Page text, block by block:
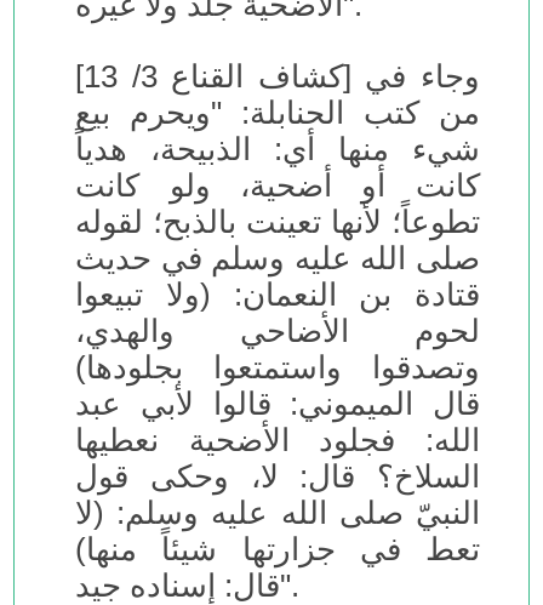
وجاء في [كشاف القناع 3/ 13]
من كتب الحنابلة: "ويحرم بيع
شيء منها أي: الذبيحة، هدياً
كانت أو أضحية، ولو كانت
تطوعاً؛ لأنها تعينت بالذبح؛ لقوله
صلى الله عليه وسلم في حديث
قتادة بن النعمان: (ولا تبيعوا
لحوم الأضاحي والهدي،
وتصدقوا واستمتعوا بجلودها)
قال الميموني: قالوا لأبي عبد
الله: فجلود الأضحية نعطيها
السلاخ؟ قال: لا، وحكى قول
النبيّ صلى الله عليه وسلم: (لا
تعط في جزارتها شيئاً منها)
قال: إسناده جيد".